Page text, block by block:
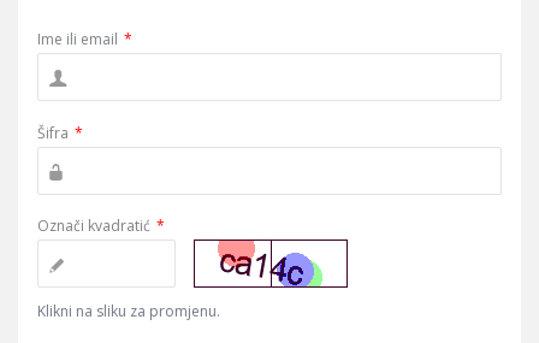
Ime ili email *
Šifra *
Označi kvadratić *
Klikni na sliku za promjenu.